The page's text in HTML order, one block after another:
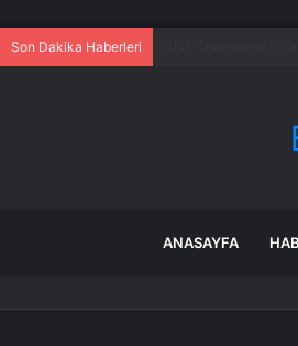
Son Dakika Haberleri
ANASAYFA